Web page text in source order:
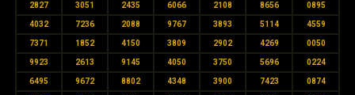
2827 3051 2435 6066 2108 8656 0895
4032 7236 2088 9767 3893 5114 4559
7371 1852 4150 3809 2902 4269 0050
9923 2613 9145 4050 3750 5696 0224
6495 9672 8802 4348 3900 7423 0874